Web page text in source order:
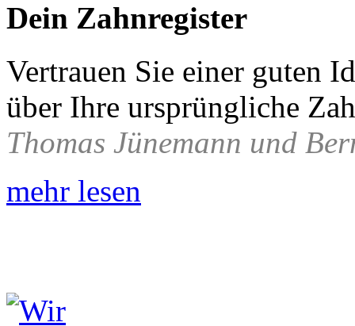
Dein Zahnregister
Vertrauen Sie einer guten
über Ihre ursprüngliche
Thomas Jünemann und
mehr lesen